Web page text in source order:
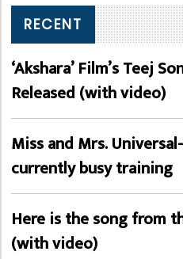
RECENT
‘Akshara’ Film’s Teej
Released (with video)
Miss and Mrs.
currently busy training
Here is the song from
(with video)